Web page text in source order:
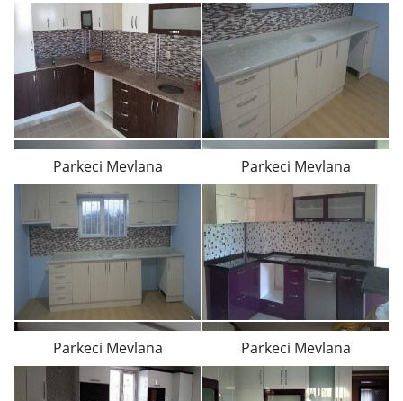
Parkeci Mevlana Parkeci Mevlana
Parkeci Mevlana Parkeci Mevlana